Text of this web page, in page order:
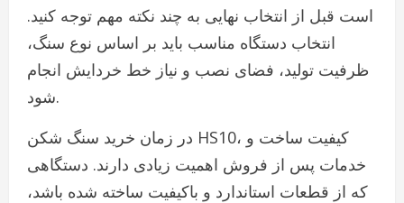
است قبل از انتخاب نهایی به چند نکته مهم توجه کنید.
انتخاب دستگاه مناسب باید بر اساس نوع سنگ،
ظرفیت تولید، فضای نصب و نیاز خط خردایش انجام
شود.
در زمان خرید سنگ شکن HS10، کیفیت ساخت و
خدمات پس از فروش اهمیت زیادی دارند. دستگاهی
که از قطعات استاندارد و باکیفیت ساخته شده باشد،